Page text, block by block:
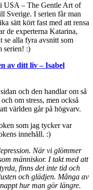
USA – The Gentle Art of
Sverige. I serien får man
sätt kört fast med att rensa
de experterna Katarina,
se alla fyra avsnitt som
serien! :)
av ditt liv – Isabel
och den handlar om så
om stress, men också
världen går på högvarv.
som jag tycker var
innehåll. :)
När vi glömmer
människor. I takt med att
finns det inte tid och
och glädjen. Många av
hur man gör längre.